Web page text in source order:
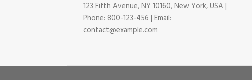
123 Fifth Avenue, NY 10160, New York, USA |
Phone: 800-123-456 | Email:
contact@example.com